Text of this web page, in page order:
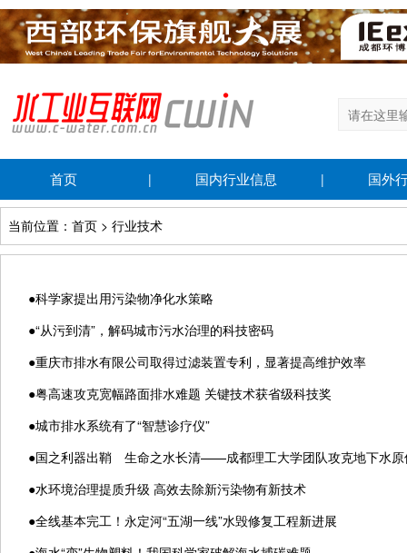
首页 | 国内行业信息 | 国外
当前位置：首页 > 行业技术
●科学家提出用污染物净化水策略
●“从污到清”，解码城市污水治理的科技密码
●重庆市排水有限公司取得过滤装置专利，显著提高维护效率
●粤高速攻克宽幅路面排水难题 关键技术获省级科技奖
●城市排水系统有了“智慧诊疗仪”
●国之利器出鞘 生命之水长清——成都理工大学团队攻克地下水原
●水环境治理提质升级 高效去除新污染物有新技术
●全线基本完工！永定河“五湖一线”水毁修复工程新进展